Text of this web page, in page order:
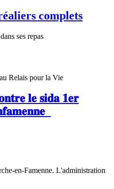
complets
ses repas
Relais pour la Vie
𝐥𝐞 𝐬𝐢𝐝𝐚 𝟏𝐞𝐫
en-Famenne. L'administration